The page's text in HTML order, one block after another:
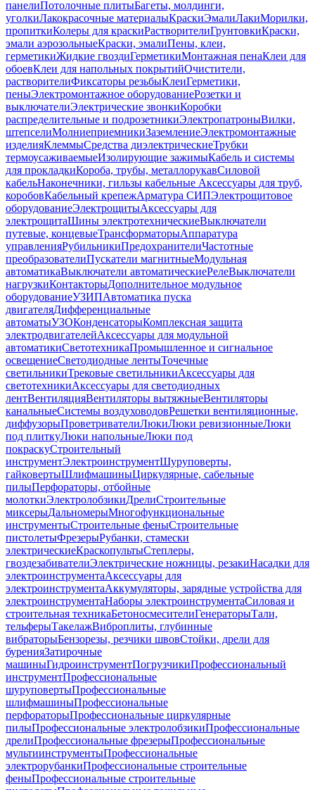
панелиПотолочные плитыБагеты, молдинги,
уголкиЛакокрасочные материалыКраскиЭмалиЛакиМорилки,
пропиткиКолеры для краскиРастворителиГрунтовкиКраски,
эмали аэрозольныеКраски, эмалиПены, клеи,
герметикиЖидкие гвоздиГерметикиМонтажная пенаКлеи для
обоевКлеи для напольных покрытийОчистители,
растворителиФиксаторы резьбыКлеиГерметики,
пеныЭлектромонтажное оборудованиеРозетки и
выключателиЭлектрические звонкиКоробки
распределительные и подрозетникиЭлектропатроныВилки,
штепселиМолниеприемникиЗаземлениеЭлектромонтажные
изделияКлеммыСредства диэлектрическиеТрубки
термоусаживаемыеИзолирующие зажимыКабель и системы
для прокладкиКороба, трубы, металлорукавСиловой
кабельНаконечники, гильзы кабельные Аксессуары для труб,
коробовКабельный крепежАрматура СИПЭлектрощитовое
оборудованиеЭлектрощитыАксессуары для
электрощитаШины электротехническиеВыключатели
путевые, концевыеТрансформаторыАппаратура
управленияРубильникиПредохранителиЧастотные
преобразователиПускатели магнитныеМодульная
автоматикаВыключатели автоматическиеРелеВыключатели
нагрузкиКонтакторыДополнительное модульное
оборудованиеУЗИПАвтоматика пуска
двигателяДифференциальные
автоматыУЗОКонденсаторыКомплексная защита
электродвигателейАксессуары для модульной
автоматикиСветотехникаПромышленное и сигнальное
освещениеСветодиодные лентыТочечные
светильникиТрековые светильникиАксессуары для
светотехникиАксессуары для светодиодных
лентВентиляцияВентиляторы вытяжныеВентиляторы
канальныеСистемы воздуховодовРешетки вентиляционные,
диффузорыПроветривателиЛюкиЛюки ревизионныеЛюки
под плиткуЛюки напольныеЛюки под
покраскуСтроительный
инструментЭлектроинструментШуруповерты,
гайковертыШлифмашиныЦиркулярные, сабельные
пилыПерфораторы, отбойные
молоткиЭлектролобзикиДрелиСтроительные
миксерыДальномерыМногофункциональные
инструментыСтроительные феныСтроительные
пистолетыФрезерыРубанки, стамески
электрическиеКраскопультыСтеплеры,
гвоздезабивателиЭлектрические ножницы, резакиНасадки для
электроинструментаАксессуары для
электроинструментаАккумуляторы, зарядные устройства для
электроинструментаНаборы электроинструментаСиловая и
строительная техникаБетоносмесителиГенераторыТали,
тельферыТакелажВиброплиты, глубинные
вибраторыБензорезы, резчики швовСтойки, дрели для
буренияЗатирочные
машиныГидроинструментПогрузчикиПрофессиональный
инструментПрофессиональные
шуруповертыПрофессиональные
шлифмашиныПрофессиональные
перфораторыПрофессиональные циркулярные
пилыПрофессиональные электролобзикиПрофессиональные
дрелиПрофессиональные фрезерыПрофессиональные
мультиинструментыПрофессиональные
электрорубанкиПрофессиональные строительные
феныПрофессиональные строительные